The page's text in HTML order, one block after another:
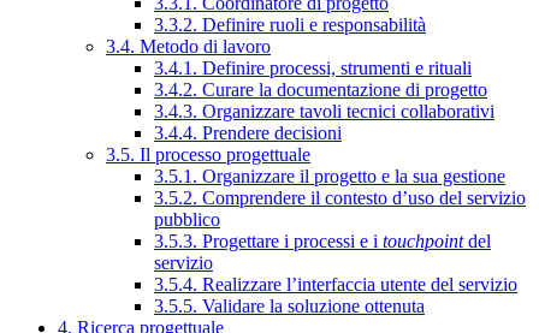
3.3.2. Definire ruoli e responsabilità
3.4. Metodo di lavoro
3.4.1. Definire processi, strumenti e rituali
3.4.2. Curare la documentazione di progetto
3.4.3. Organizzare tavoli tecnici collaborativi
3.4.4. Prendere decisioni
3.5. Il processo progettuale
3.5.1. Organizzare il progetto e la sua gestione
3.5.2. Comprendere il contesto d’uso del servizio
pubblico
3.5.3. Progettare i processi e i touchpointdel
servizio
3.5.4. Realizzare l’interfaccia utente del servizio
3.5.5. Validare la soluzione ottenuta
4. Ricerca progettuale